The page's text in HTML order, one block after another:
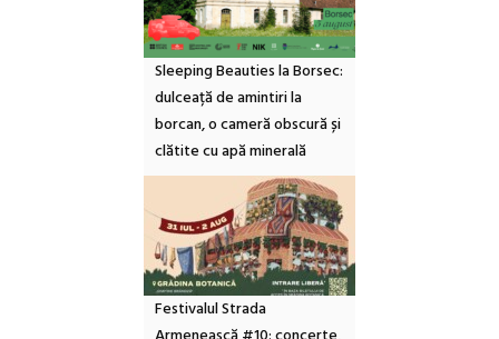
Sleeping Beauties la Borsec:
dulceață de amintiri la
borcan, o cameră obscură și
clătite cu apă minerală
Festivalul Strada